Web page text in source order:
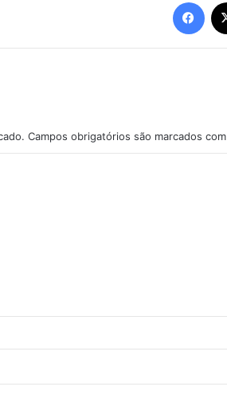
Campos obrigatórios são marcados com